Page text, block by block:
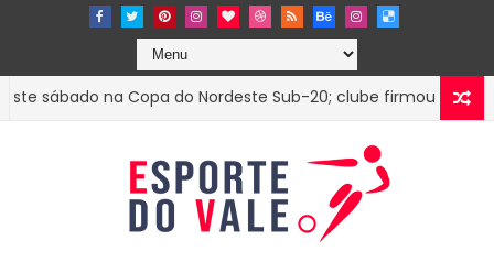
na Copa do Nordeste Sub-20; clube firmou parceria